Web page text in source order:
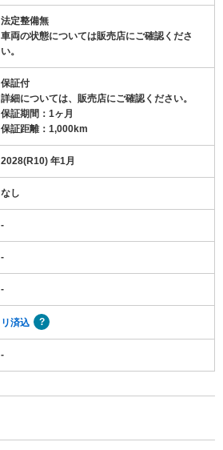
法定整備無
車両の状態については販売店にご確認くださ
い。
保証付
詳細については、販売店にご確認ください。
保証期間：1ヶ月
保証距離：1,000km
2028(R10) 年1月
なし
-
-
-
リ済込
-